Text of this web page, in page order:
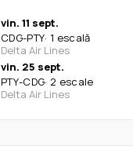
vin. 11 sept.
CDG-PTY· 1 escală
Delta Air Lines
vin. 25 sept.
PTY-CDG· 2 escale
Delta Air Lines